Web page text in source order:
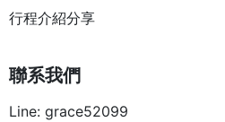
行程介紹分享
聯系我們
Line: grace52099